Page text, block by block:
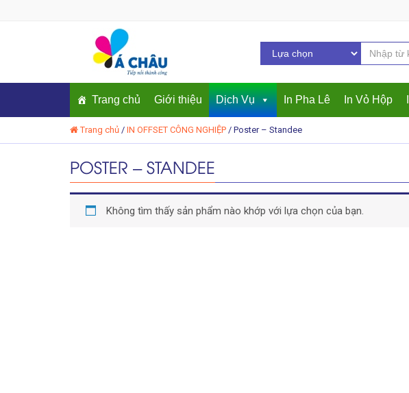
Trang chủ Giới thiệu Dịch Vụ In Pha Lê In Vỏ Hộp
Trang chủ / IN OFFSET CÔNG NGHIỆP / Poster – Standee
POSTER – STANDEE
Không tìm thấy sản phẩm nào khớp với lựa chọn của bạn.